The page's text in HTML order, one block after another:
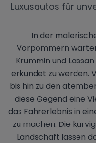
Luxusautos für
In der
Vorpommern
Krummin und
erkundet zu werden.
bis hin zu den
diese Gegend eine
das Fahrerlebnis in
zu machen. Die
Landschaft lassen